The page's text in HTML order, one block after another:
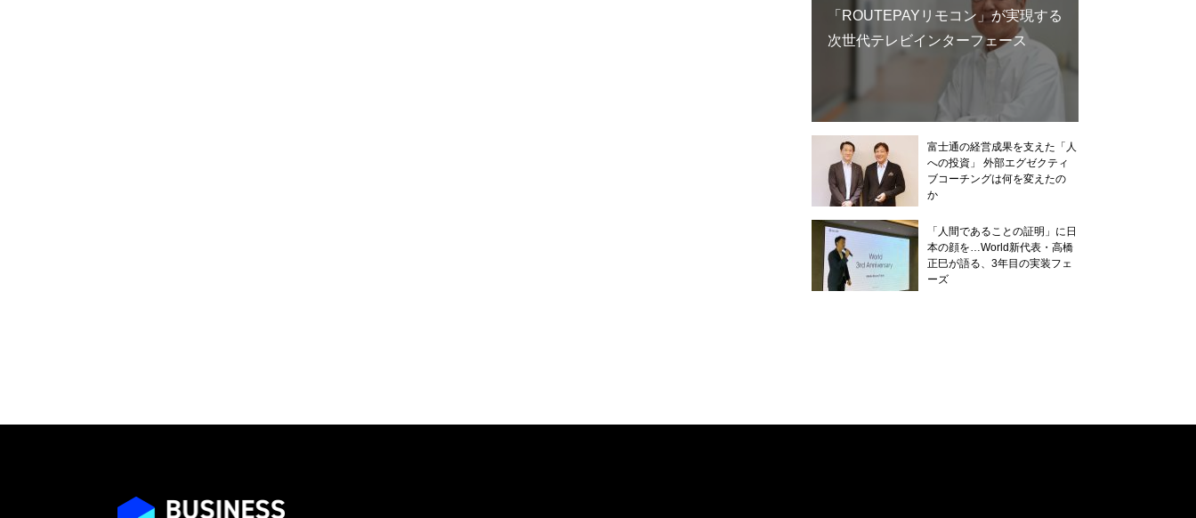
「ROUTEPAYリモコン」が実現する
次世代テレビインターフェース
富士通の経営成果を支えた「人
への投資」 外部エグゼクティ
ブコーチングは何を変えたの
か
「人間であることの証明」に日
本の顔を…World新代表・高橋
正巳が語る、3年目の実装フェ
ーズ